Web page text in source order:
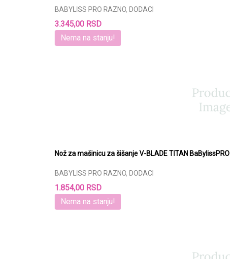
BABYLISS PRO RAZNO, DODACI
3.345,00 RSD
Nema na stanju!
Nož za mašinicu za šišanje V-BLADE TITAN BaBylissPRO
BABYLISS PRO RAZNO, DODACI
1.854,00 RSD
Nema na stanju!